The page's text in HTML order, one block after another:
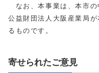
なお、本事業は、本市の
公益財団法人大阪産業局
るものです。
寄せられたご意見